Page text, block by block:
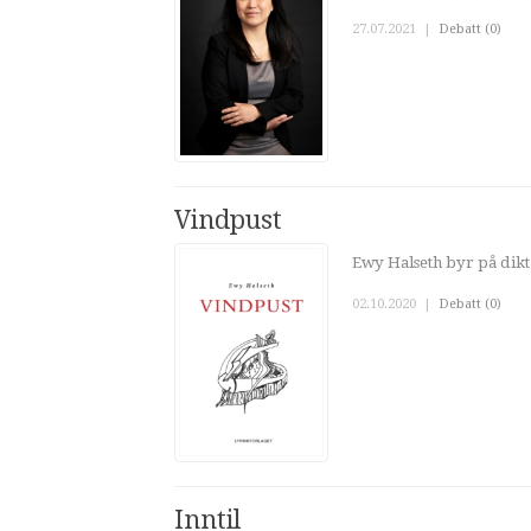
27.07.2021 | Debatt (0)
Vindpust
Ewy Halseth byr på
02.10.2020 | Debatt (0)
Inntil